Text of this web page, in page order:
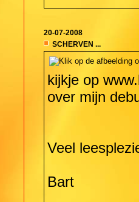
20-07-2008
SCHERVEN ...
kijkje op
over mijn
Veel
Bart